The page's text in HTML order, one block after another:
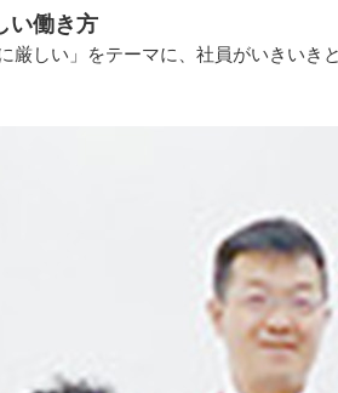
い働き方
厳しい」をテーマに、社員がいきい